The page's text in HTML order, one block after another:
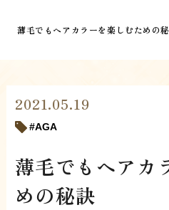
薄毛でもヘアカラーを楽しむための
2021.05.19
AGA
薄毛でもヘアカ
めの秘訣